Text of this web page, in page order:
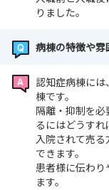
りました。
病棟の特徴や雰
認知症病棟に
棟です。
隔離・抑制を
るにはどうす
入院されて売
できます。
患者様に伝わ
ます。